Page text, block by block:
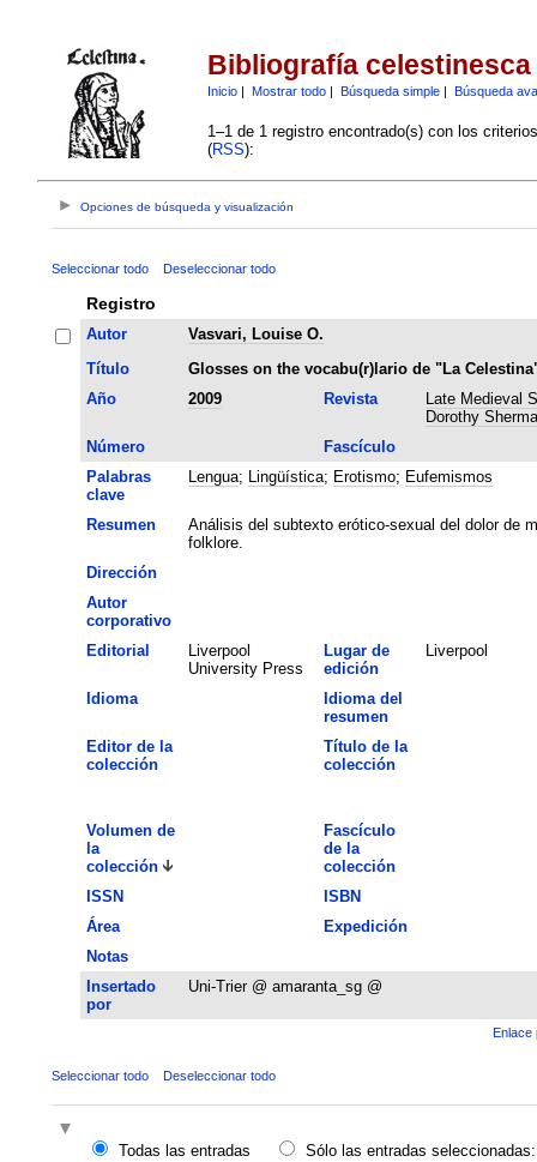
Bibliografía celestinesca
Inicio| Mostrar todo| Búsqueda simple| Búsqueda
1–1 de 1 registro encontrado(s) con los
(RSS):
Opciones de búsqueda y visualización
Seleccionar todo Deseleccionar todo
Registro
Autor
Vasvari, Louise O.
Título
Glosses on the vocabu(r)lario de "La
Año
2009 Revista
Late Medieval
Dorothy
Número
Fascículo
Palabras
clave
Lengua; Lingüística; Erotismo; Eufemismos
Resumen
Análisis del subtexto erótico-sexual del dolor de
folklore.
Dirección
Autor
corporativo
Editorial
Liverpool
University Press
Lugar de
edición
Liverpool
Idioma
Idioma del
resumen
Editor de la
colección
Título de la
colección
Volumen de
la
colección
Fascículo
de la
colección
ISSN
ISBN
Área
Expedición
Notas
Insertado
por
Uni-Trier @ amaranta_sg @
Enlace
Seleccionar todo Deseleccionar todo
Todas las entradas
Sólo las entradas seleccionadas: